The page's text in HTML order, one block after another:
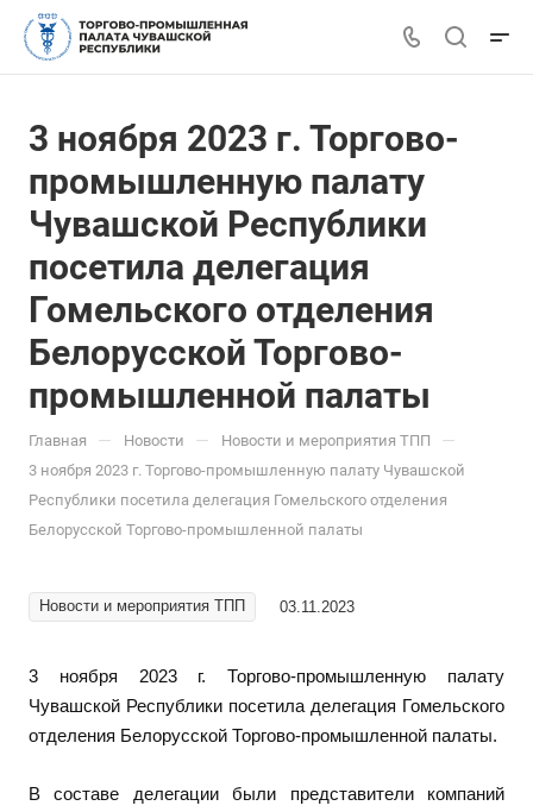
3 ноября 2023 г. Торгово-
промышленную палату
Чувашской Республики
посетила делегация
Гомельского отделения
Белорусской Торгово-
промышленной палаты
Главная — Новости — Новости и мероприятия ТПП —
3 ноября 2023 г. Торгово-промышленную палату Чувашской
Республики посетила делегация Гомельского отделения
Белорусской Торгово-промышленной палаты
Новости и мероприятия ТПП 03.11.2023
3 ноября 2023 г. Торгово-промышленную палату
Чувашской Республики посетила делегация Гомельского
отделения Белорусской Торгово-промышленной палаты.
В составе делегации были представители компаний